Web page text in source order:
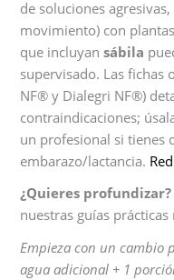
de soluciones
movimiento) con
que incluyansábila
supervisado. Las fichas
NF® y Dialegri NF®)
contraindicaciones;
un profesional si tienes
embarazo/lactancia.
¿Quieres profundizar?
nuestras guías prácticas
Empieza con un cambio
agua adicional + 1